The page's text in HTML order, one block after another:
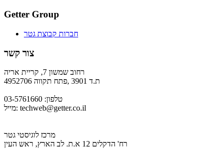
Getter Group
חברות קבוצת גטר
צור קשר
רחוב שמשון 7, קריית אריה
ת.ד 3901 ,פתח תקווה 4952706
טלפון: 03-5761660
מייל: techweb@getter.co.il
מרכז לוגיסטי גטר
רח' הדקלים 12 א.ת. לב הארץ, ראש העין